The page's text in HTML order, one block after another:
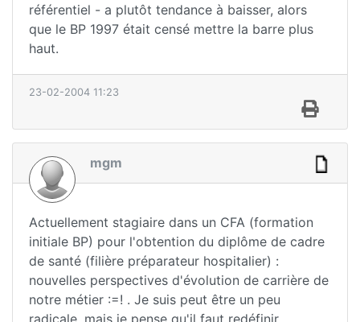
référentiel - a plutôt tendance à baisser, alors
que le BP 1997 était censé mettre la barre plus
haut.
23-02-2004 11:23
mgm
Actuellement stagiaire dans un CFA (formation
initiale BP) pour l'obtention du diplôme de cadre
de santé (filière préparateur hospitalier) :
nouvelles perspectives d'évolution de carrière de
notre métier :=! . Je suis peut être un peu